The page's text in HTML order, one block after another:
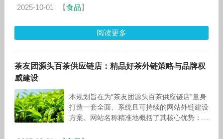
供应链金融等多个方面。为了清晰地向潜在客
2025-10-01 【食品】
阅读更多
茶友团源头百茶供应链店：精品好茶外链策略与品牌权
威建设
本规划旨在为“茶友团源头百茶供应链店”量身
打造一套全面、系统且可持续的网站外链建设
方案。网站名称精准地概括了其核心优势：面